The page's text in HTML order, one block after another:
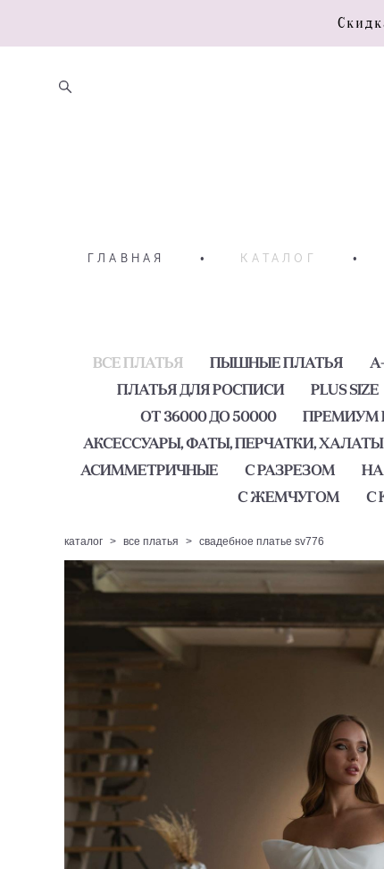
ГЛАВНАЯ • КАТАЛОГ •
ВСЕ ПЛАТЬЯ ПЫШНЫЕ ПЛАТЬЯ
ПЛАТЬЯ ДЛЯ РОСПИСИ
PLUS SIZE
ОТ 36000 ДО 50000
ПРЕМИУМ
АКСЕССУАРЫ, ФАТЫ, ПЕРЧАТКИ, ХАЛАТЫ
АСИММЕТРИЧНЫЕ
С РАЗРЕЗОМ НА
С ЖЕМЧУГОМ
С
каталог > все платья > свадебное платье sv776